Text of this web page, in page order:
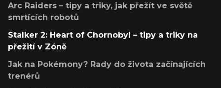
Arc Raiders – tipy a triky, jak přežít ve světě
smrtících robotů
Stalker 2: Heart of Chornobyl – tipy a triky na
přežití v Zóně
Jak na Pokémony? Rady do života začínajících
trenérů